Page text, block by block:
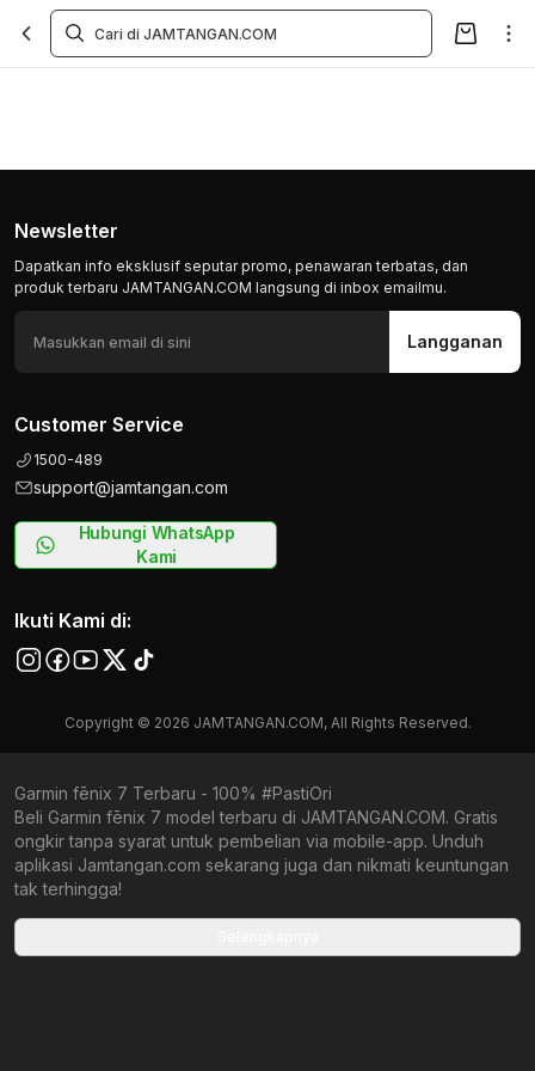
Newsletter
Dapatkan info eksklusif seputar promo, penawaran terbatas, dan
produk terbaru JAMTANGAN.COM langsung di inbox emailmu.
Langganan
Customer Service
1500-489
support@jamtangan.com
Hubungi WhatsApp
Kami
Ikuti Kami di:
Copyright © 2026 JAMTANGAN.COM, All Rights Reserved.
Garmin fēnix 7 Terbaru - 100% #PastiOri
Beli Garmin fēnix 7 model terbaru di JAMTANGAN.COM. Gratis
ongkir tanpa syarat untuk pembelian via mobile-app. Unduh
aplikasi Jamtangan.com sekarang juga dan nikmati keuntungan
tak terhingga!
Garmin Lily 2